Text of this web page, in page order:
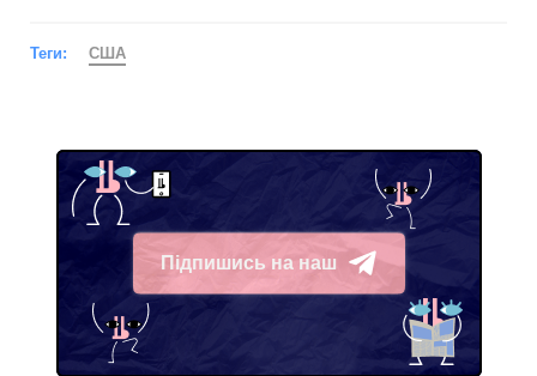
Теги: США
Підпишись на наш
Telegram